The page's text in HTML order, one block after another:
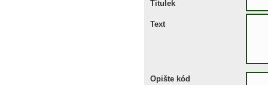
Titulek
Text
Opište kód